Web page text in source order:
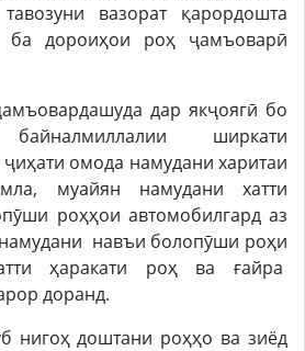
вазорат қарордошта
ба дороиҳои роҳ ҷамъоварӣ
дар якҷоягӣ бо
ширкати
омода намудани харитаи
муайян намудани хатти
роҳҳои автомобилгард аз
навъи болопӯши роҳи
ҳаракати роҳ ва ғайра
доранд.
доштани роҳҳо ва зиёд